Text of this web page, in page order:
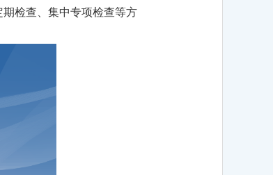
检查、集中专项检查等方